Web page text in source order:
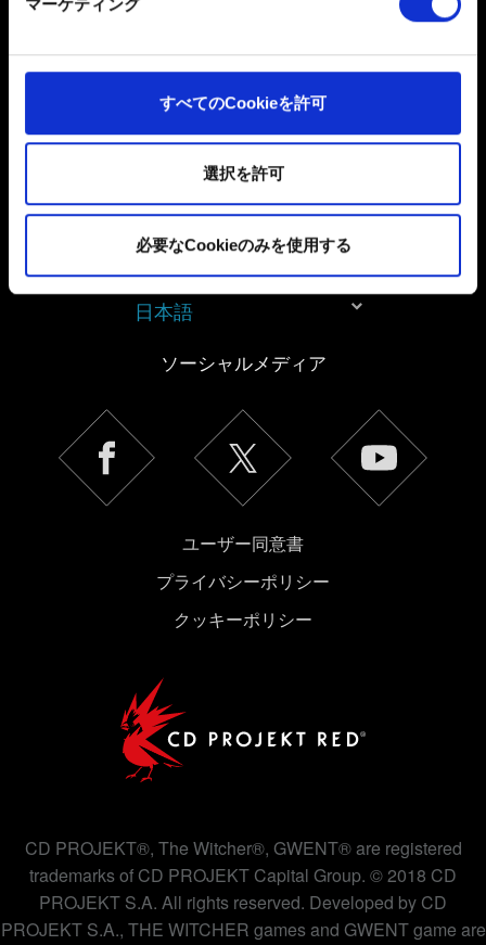
サイトの品質向上のために、オプションとして技術的お
た、ソーシャルメディア上などでお客様が興味を持ちそ
うなコンテンツをお届けするために、一部のCookieをパ
これらのオプションが有効になることはありません。
Cookieの使用およびパフォーマンスの変更点に関する詳
細は、下記の「設定」メニューでご確認ください。
すべてのCookieを許可
選択を許可
必要なCookieのみを使用する
日本語
ソーシャルメディア
ユーザー同意書
プライバシーポリシー
クッキーポリシー
CD PROJEKT®, The Witcher®, GWENT® are registered
trademarks of CD PROJEKT Capital Group. © 2018 CD
PROJEKT S.A. All rights reserved. Developed by CD
PROJEKT S.A., THE WITCHER games and GWENT game are